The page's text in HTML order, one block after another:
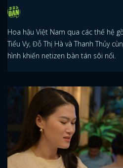
Hoa hậu Việt Nam qua các thế hệ
Tiểu Vy, Đỗ Thị Hà và Thanh Thủy
hình khiến netizen bàn tán sôi nổi.